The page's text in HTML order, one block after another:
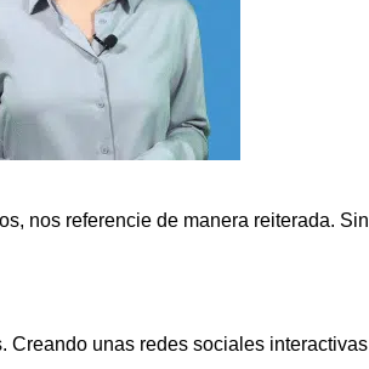
nos referencie de manera reiterada. Sin
Creando unas redes sociales interactivas